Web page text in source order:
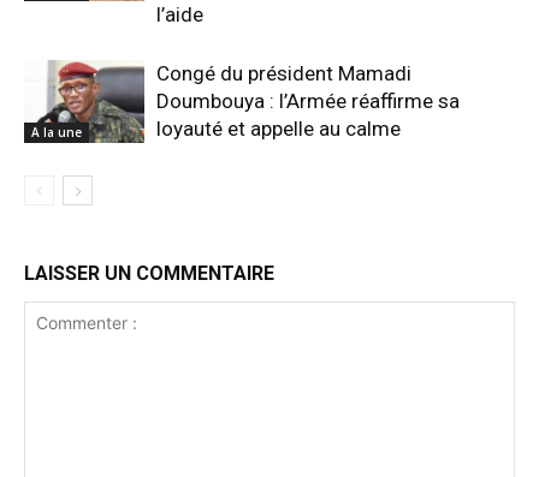
l’aide
A la une
Congé du président Mamadi
Doumbouya : l’Armée réaffirme sa
loyauté et appelle au calme
LAISSER UN COMMENTAIRE